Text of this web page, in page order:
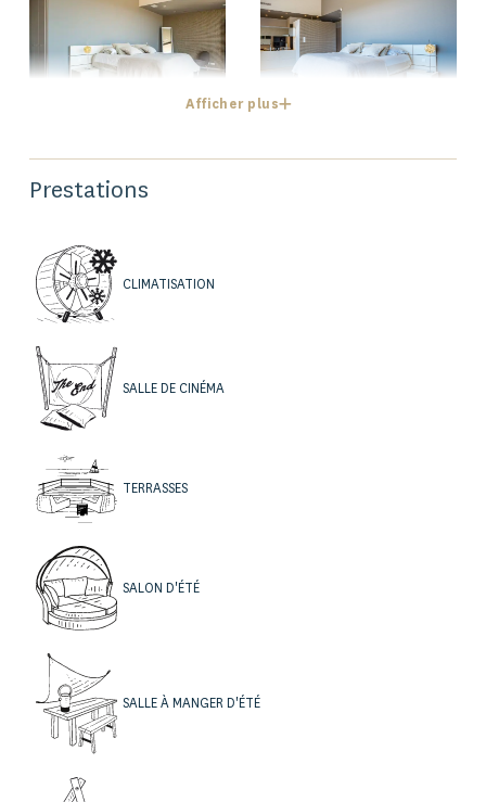
3 | NIVEAU INFÉRIEUR
3 chambres climatisées s’ouvrant sur une terrasse avec
vue mer, chacune disposant de sa salle d’eau avec WC,
WC indépendant,
Une suite climatisée s’ouvrant sur une terrasse privative
avec vue mer et sa salle de bains avec WC séparés,
Pièce donnant accès au garage avec chambre froide et
Buanderie.
Afficher plus
Prestations
CLIMATISATION
SALLE DE CINÉMA
TERRASSES
SALON D'ÉTÉ
SALLE À MANGER D'ÉTÉ